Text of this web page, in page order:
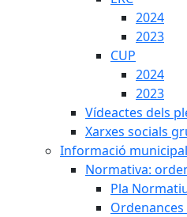
2024
2023
CUP
2024
2023
Vídeactes dels
Xarxes socials
Informació municipal
Normativa:
Pla
Ordenances